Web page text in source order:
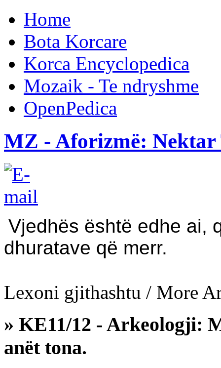
Home
Bota Korcare
Korca Encyclopedica
Mozaik - Te ndryshme
OpenPedica
MZ - Aforizmë:
Vjedhës është edhe ai,
dhuratave që merr.
Lexoni gjithashtu / More
» KE11/12 - Arkeologji:
anët tona.